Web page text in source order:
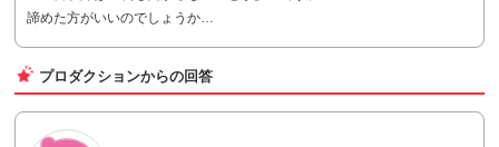
諦めた方がいいのでしょうか…
プロダクションからの回答